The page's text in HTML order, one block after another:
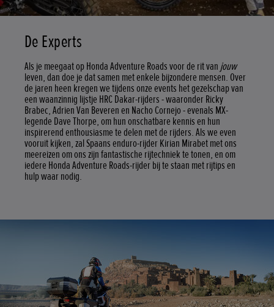
De Experts
Als je meegaat op Honda Adventure Roads voor de rit van jouw
leven, dan doe je dat samen met enkele bijzondere mensen. Over
de jaren heen kregen we tijdens onze events het gezelschap van
een waanzinnig lijstje HRC Dakar-rijders - waaronder Ricky
Brabec, Adrien Van Beveren en Nacho Cornejo - evenals MX-
legende Dave Thorpe, om hun onschatbare kennis en hun
inspirerend enthousiasme te delen met de rijders. Als we even
vooruit kijken, zal Spaans enduro-rijder Kirian Mirabet met ons
meereizen om ons zijn fantastische rijtechniek te tonen, en om
iedere Honda Adventure Roads-rijder bij te staan met rijtips en
hulp waar nodig.